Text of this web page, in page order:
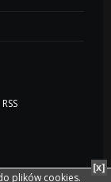
RSS
[x]
plików cookies.